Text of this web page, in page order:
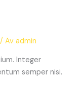
/ Avadmin
Integer
semper nisi.